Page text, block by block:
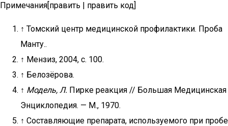
Примечания[править | править код]
↑ Томский центр медицинской профилактики. Проба
Манту..
↑ Мензиз, 2004, с. 100.
↑ Белозёрова.
↑ Модель, Л. Пирке реакция // Большая Медицинская
Энциклопедия. — М., 1970.
↑ Составляющие препарата, используемого при пробе